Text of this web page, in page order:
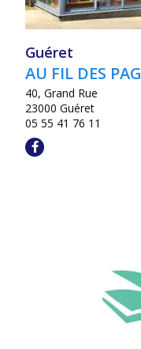
Guéret
AU FIL DES
40, Grand Rue
23000 Guéret
05 55 41 76 11